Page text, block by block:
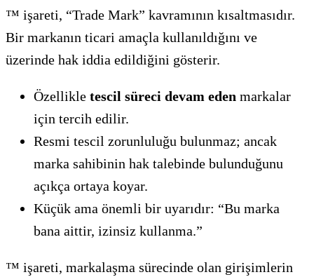
™ işareti, “Trade Mark” kavramının kısaltmasıdır.
Bir markanın ticari amaçla kullanıldığını ve
üzerinde hak iddia edildiğini gösterir.
Özellikle tescil süreci devam eden markalar
için tercih edilir.
Resmi tescil zorunluluğu bulunmaz; ancak
marka sahibinin hak talebinde bulunduğunu
açıkça ortaya koyar.
Küçük ama önemli bir uyarıdır: “Bu marka
bana aittir, izinsiz kullanma.”
™ işareti, markalaşma sürecinde olan girişimlerin